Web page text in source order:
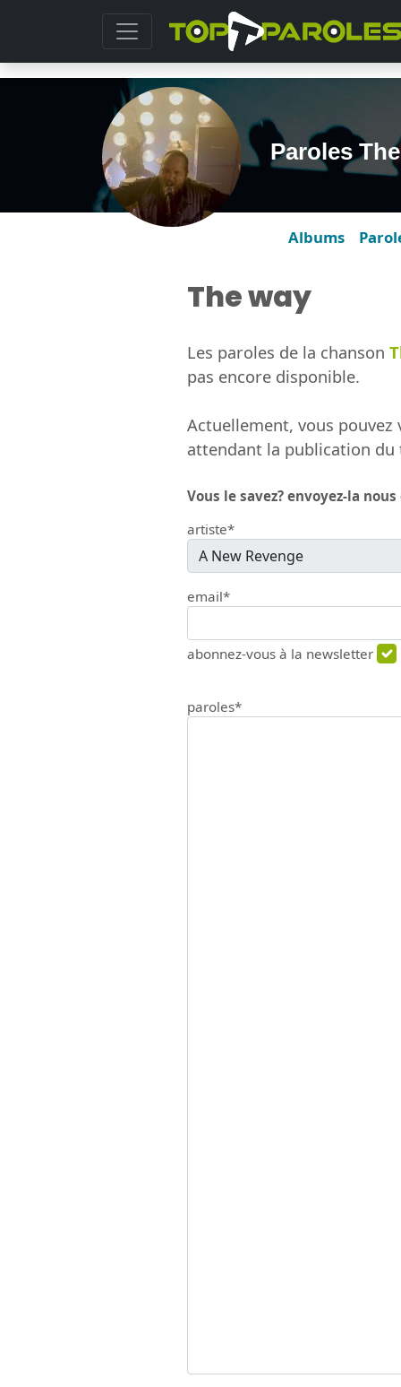
Paroles
Albums
The way
Les paroles de la chanson
pas encore disponible.
Actuellement, vous pouvez
attendant la publication du
Vous le savez? envoyez-la
artiste*
email*
abonnez-vous à la newsletter
paroles*